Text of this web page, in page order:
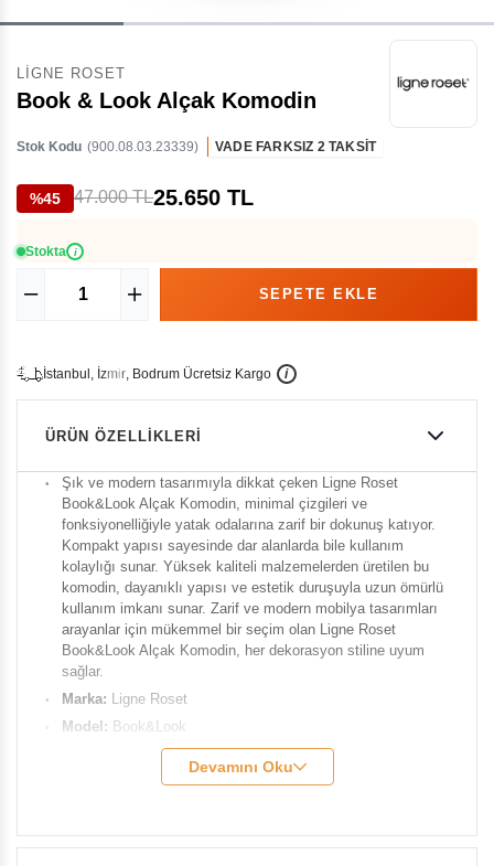
LIGNE ROSET
Book & Look Alçak Komodin
Stok Kodu (900.08.03.23339) VADE FARKSIZ 2 TAKSİT
%45 47.000 TL25.650 TL
Stokta i
İstanbu , İzmir, Bodrum Ücretsiz Kargo i
ÜRÜN ÖZELLIKLERI
Şık ve modern tasarımıyla dikkat çeken Ligne Roset
Book&Look Alçak Komodin, minimal çizgileri ve
fonksiyonelliğiyle yatak odalarına zarif bir dokunuş katıyor.
Kompakt yapısı sayesinde dar alanlarda bile kullanım
kolaylığı sunar. Yüksek kaliteli malzemelerden üretilen bu
komodin, dayanıklı yapısı ve estetik duruşuyla uzun ömürlü
kullanım imkanı sunar. Zarif ve modern mobilya tasarımları
arayanlar için mükemmel bir seçim olan Ligne Roset
Book&Look Alçak Komodin, her dekorasyon stiline uyum
sağlar.
Marka: Ligne Roset
Model: Book&Look
36 cm
28 cm
Renk:Brown
Devamını Oku